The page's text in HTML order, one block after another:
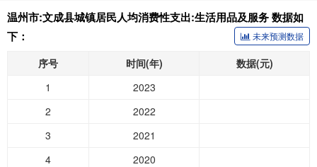
温州市:文成县城镇居民人均消费性支出:生活用品及服务 数据如
下：
未来预测数据
序号 时间(年)
数据(元)
1
2023
2
2022
3
2021
4
2020